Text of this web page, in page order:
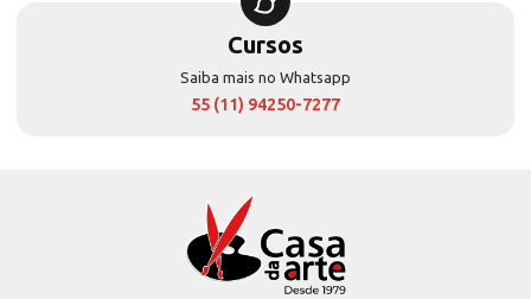
Cursos
Saiba mais no Whatsapp
55 (11) 94250-7277